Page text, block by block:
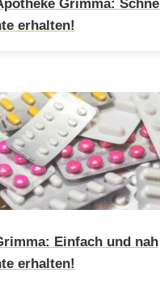
Grimma: Schnell
erhalten!
Einfach und nah
erhalten!